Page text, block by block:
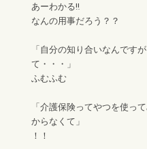
あーわかる‼︎
なんの用事だろう？？
「自分の知り合いなんです
て・・・」
ふむふむ
「介護保険ってやつを使っ
からなくて」
！！